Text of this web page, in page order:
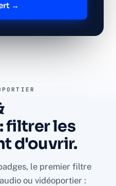
→
filtrer les
d'ouvrir.
le premier filtre
ou vidéoportier :